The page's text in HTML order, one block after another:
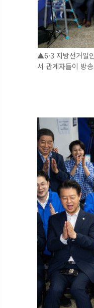
▲6·3 지방선거일
서 관계자들이 방